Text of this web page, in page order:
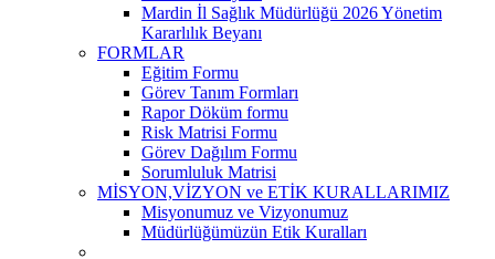
Mardin İl Sağlık Müdürlüğü 2026 Yönetim
Kararlılık Beyanı
FORMLAR
Eğitim Formu
Görev Tanım Formları
Rapor Döküm formu
Risk Matrisi Formu
Görev Dağılım Formu
Sorumluluk Matrisi
MİSYON,VİZYON ve ETİK KURALLARIMIZ
Misyonumuz ve Vizyonumuz
Müdürlüğümüzün Etik Kuralları